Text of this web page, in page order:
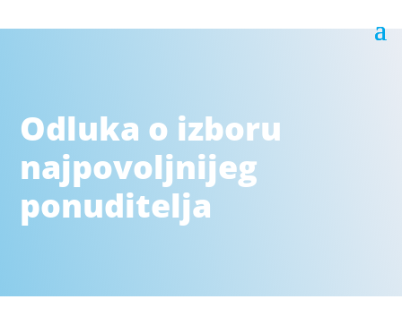
Odluka o izboru
najpovoljnijeg
ponuditelja